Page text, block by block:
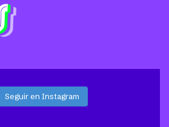
Seguir en Instagram